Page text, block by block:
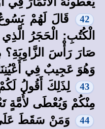
42
قَالَ لَهُمْ
الْكُتُبِ: الْحَجَرُ
صَارَ رَأْسَ
وَهُوَ عَجِيبٌ فِي
43
لِذَلِكَ أَقُولُ
مِنْكُمْ وَيُعْطَى لأُمَّةٍ
44
وَمَنْ سَقَطَ